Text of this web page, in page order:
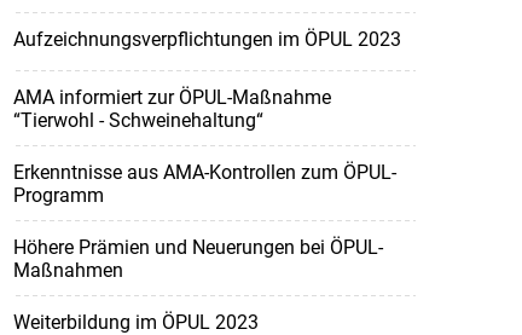
Aufzeichnungsverpflichtungen im ÖPUL 2023
AMA informiert zur ÖPUL-Maßnahme
“Tierwohl - Schweinehaltung“
Erkenntnisse aus AMA-Kontrollen zum ÖPUL-
Programm
Höhere Prämien und Neuerungen bei ÖPUL-
Maßnahmen
Weiterbildung im ÖPUL 2023